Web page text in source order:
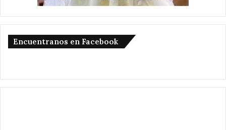
Encuentranos en Facebook